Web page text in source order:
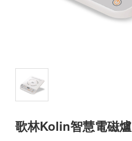
歌林Kolin智慧電磁爐